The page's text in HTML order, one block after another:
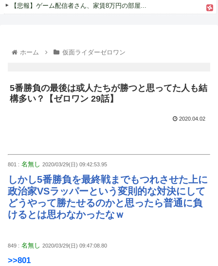
【悲報】ゲーム配信者さん、家賃8万円の部屋...
ホーム 仮面ライダーゼロワン
5番勝負の最後は或人たちが勝つと思ってた人も結
構多い？【ゼロワン 29話】
2020.04.02
801 : 名無し 2020/03/29(日) 09:42:53.95
しかし5番勝負を最終戦までもつれさせた上に
政治家VSラッパーという変則的な対決にして
どうやって勝たせるのかと思ったら普通に負
けるとは思わなかったなｗ
849 : 名無し 2020/03/29(日) 09:47:08.80
>>801